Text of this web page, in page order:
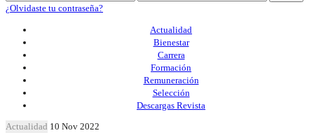
¿Olvidaste tu contraseña?
Actualidad
Bienestar
Carrera
Formación
Remuneración
Selección
Descargas Revista
Actualidad 10 Nov 2022